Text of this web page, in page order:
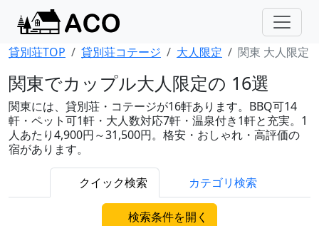
貸別荘TOP 貸別荘コテージ 大人限定 関東 大人限定
関東でカップル大人限定の 16選
関東には、貸別荘・コテージが16軒あります。BBQ可14
軒・ペット可1軒・大人数対応7軒・温泉付き1軒と充実。1
人あたり4,900円～31,500円。格安・おしゃれ・高評価の
宿があります。
クイック検索 カテゴリ検索
検索条件を開く